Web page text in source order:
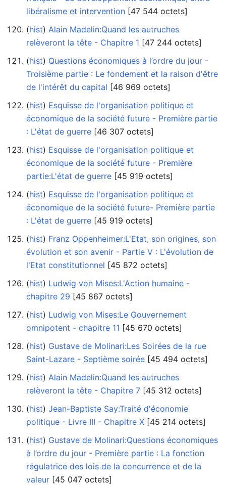
libéralisme et intervention ‎[47 544 octets]
(hist) ‎ Alain Madelin:Quand les autruches
relèveront la tête - Chapitre 1 ‎[47 244 octets]
(hist) ‎ Questions économiques à l’ordre du jour -
Troisième partie : Le fondement et la raison d'être
de l'intérêt du capital ‎[46 969 octets]
(hist) ‎ Esquisse de l'organisation politique et
économique de la société future - Première partie
: L'état de guerre ‎[46 307 octets]
(hist) ‎ Esquisse de l'organisation politique et
économique de la société future - Première
partie:L'état de guerre ‎[45 919 octets]
(hist) ‎ Esquisse de l'organisation politique et
économique de la société future- Première partie
: L'état de guerre ‎[45 919 octets]
(hist) ‎ Franz Oppenheimer:L'Etat, son origines, son
évolution et son avenir - Partie V : L'évolution de
l'Etat constitutionnel ‎[45 872 octets]
(hist) ‎ Ludwig von Mises:L'Action humaine -
chapitre 29 ‎[45 867 octets]
(hist) ‎ Ludwig von Mises:Le Gouvernement
omnipotent - chapitre 11 ‎[45 670 octets]
(hist) ‎ Gustave de Molinari:Les Soirées de la rue
Saint-Lazare - Septième soirée ‎[45 494 octets]
(hist) ‎ Alain Madelin:Quand les autruches
relèveront la tête - Chapitre 7 ‎[45 312 octets]
(hist) ‎ Jean-Baptiste Say:Traité d'économie
politique - Livre III - Chapitre X ‎[45 214 octets]
(hist) ‎ Gustave de Molinari:Questions économiques
à l’ordre du jour - Première partie : La fonction
régulatrice des lois de la concurrence et de la
valeur ‎[45 047 octets]